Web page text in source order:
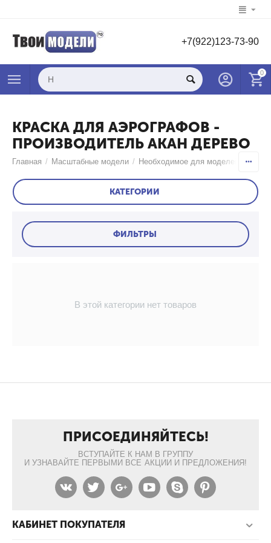
+7(922)123-73-90
0
КРАСКА ДЛЯ АЭРОГРАФОВ -
ПРОИЗВОДИТЕЛЬ АКАН ДЕРЕВО
Главная / Масштабные модели / Необходимое для моделей
КАТЕГОРИИ
ФИЛЬТРЫ
В этой категории нет товаров
ПРИСОЕДИНЯЙТЕСЬ!
ВСТУПАЙТЕ К НАМ В ГРУППУ
И УЗНАВАЙТЕ ПЕРВЫМИ ВСЕ АКЦИИ И ПРЕДЛОЖЕНИЯ!
КАБИНЕТ ПОКУПАТЕЛЯ